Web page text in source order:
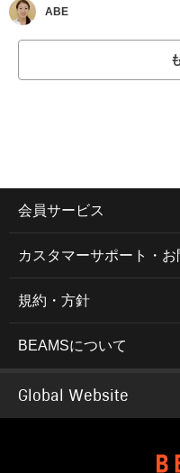
ABE
会員サービス
カスタマーサポート・
規約・方針
BEAMSについて
Global Website